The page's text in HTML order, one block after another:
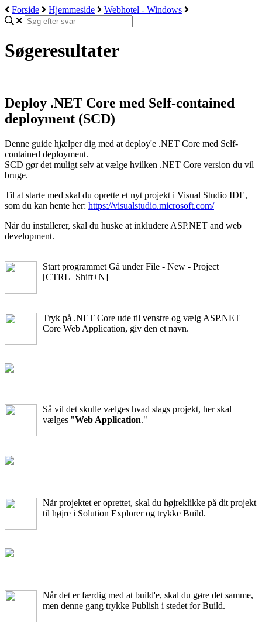
Forside Hjemmeside Webhotel - Windows
Søgeresultater
Deploy .NET Core med Self-contained
deployment (SCD)
Denne guide hjælper dig med at deploy'e .NET Core med Self-
contained deployment.
SCD gør det muligt selv at vælge hvilken .NET Core version du vil
bruge.
Til at starte med skal du oprette et nyt projekt i Visual Studio IDE,
som du kan hente her: https://visualstudio.microsoft.com/
Når du installerer, skal du huske at inkludere ASP.NET and web
development.
Start programmet Gå under File - New - Project
[CTRL+Shift+N]
Tryk på .NET Core ude til venstre og vælg ASP.NET
Core Web Application, giv den et navn.
Så vil det skulle vælges hvad slags projekt, her skal
vælges "Web Application."
Når projektet er oprettet, skal du højreklikke på dit projekt
til højre i Solution Explorer og trykke Build.
Når det er færdig med at build'e, skal du gøre det samme,
men denne gang trykke Publish i stedet for Build.